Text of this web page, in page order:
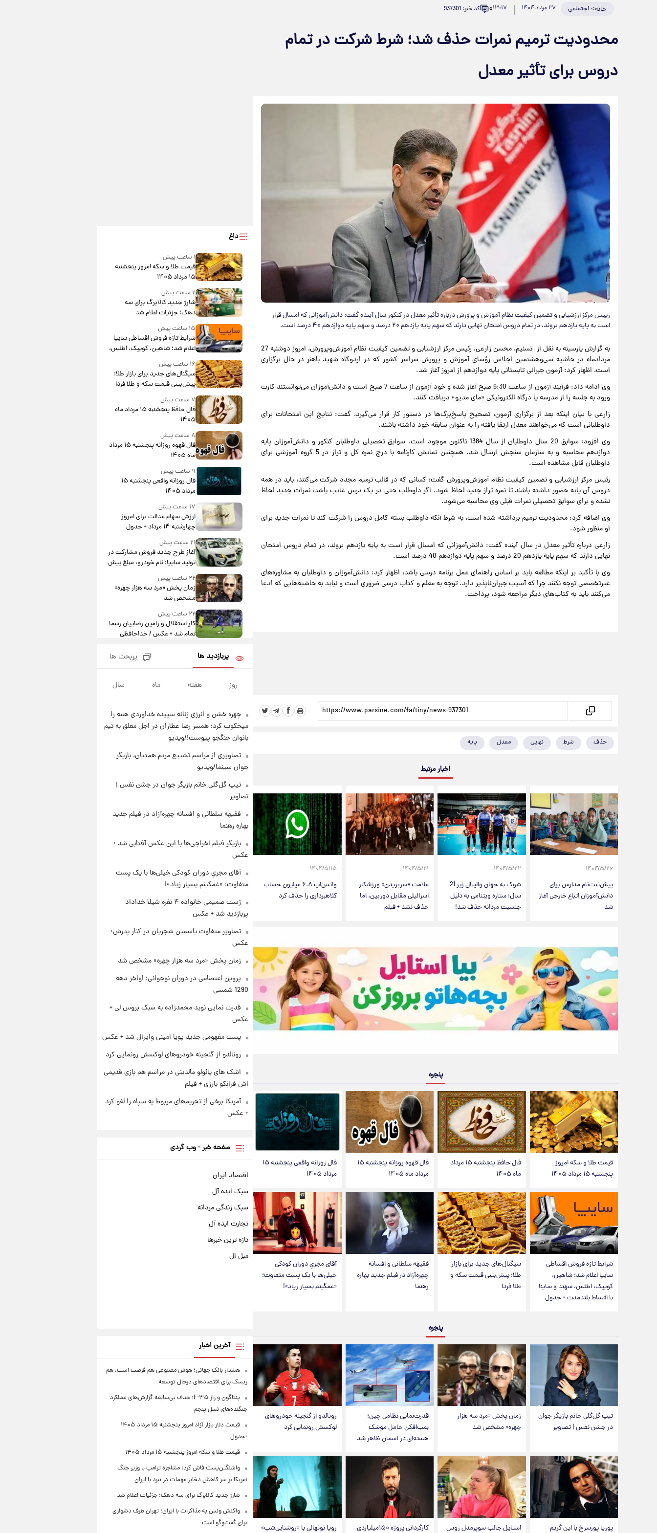
خانه>اجتماعی ۲۷ مرداد ۱۴۰۴ ۱۳:۱۷۰ کد خبر: 937301
محدودیت ترمیم نمرات حذف شد؛ شرط شرکت در تمام
دروس برای تأثیر معدل
رییس مرکز ارزشیابی و تضمین کیفیت نظام آموزش و پرورش درباره تأثیر معدل در کنکور سال آینده گفت: دانش‌آموزانی که امسال قرار
است به پایه یازدهم بروند، در تمام دروس امتحان نهایی دارند که سهم پایه یازدهم ۲۰ درصد و سهم پایه دوازدهم ۴۰ درصد است.
به گزارش پارسینه به نقل از تسنیم، محسن زارعی، رئیس مرکز ارزشیابی و تضمین کیفیت نظام آموزش‌وپرورش، امروز دوشنبه 27
مردادماه در حاشیه سی‌وهشتمین اجلاس رؤسای آموزش و پرورش سراسر کشور که در اردوگاه شهید باهنر در حال برگزاری
است، اظهار کرد: آزمون جبرانی تابستانی پایه دوازدهم از امروز آغاز شد.
وی ادامه داد: فرآیند آزمون از ساعت 6:30 صبح آغاز شده و خود آزمون از ساعت 7 صبح است و دانش‌آموزان می‌توانستند کارت
ورود به جلسه را از مدرسه یا درگاه الکترونیکی «مای مدیو» دریافت کنند.
زارعی با بیان اینکه بعد از برگزاری آزمون، تصحیح پاسخ‌برگ‌ها در دستور کار قرار می‌گیرد، گفت: نتایج این امتحانات برای
داوطلبانی است که می‌خواهند معدل ارتقا یافته را به عنوان سابقه خود داشته باشند.
وی افزود: سوابق 20 سال داوطلبان از سال 1384 تاکنون موجود است. سوابق تحصیلی داوطلبان کنکور و دانش‌آموزان پایه
دوازدهم محاسبه و به سازمان سنجش ارسال شد. همچنین نمایش کارنامه با درج نمره کل و تراز در 5 گروه آموزشی برای
داوطلبان قابل مشاهده است.
رئیس مرکز ارزشیابی و تضمین کیفیت نظام آموزش‌وپرورش گفت: کسانی که در قالب ترمیم مجدد شرکت می‌کنند، باید در همه
دروس آن پایه حضور داشته باشند تا نمره تراز جدید لحاظ شود. اگر داوطلب حتی در یک درس غایب باشد، نمرات جدید لحاظ
نشده و برای سوابق تحصیلی نمرات قبلی وی محاسبه می‌شود.
وی اضافه کرد: محدودیت ترمیم برداشته شده است، به شرط آنکه داوطلب بسته کامل دروس را شرکت کند تا نمرات جدید برای
او منظور شود.
زارعی درباره تأثیر معدل در سال آینده گفت: دانش‌آموزانی که امسال قرار است به پایه یازدهم بروند، در تمام دروس امتحان
نهایی دارند که سهم پایه یازدهم 20 درصد و سهم پایه دوازدهم 40 درصد است.
وی با تأکید بر اینکه مطالعه باید بر اساس راهنمای عمل برنامه درسی باشد، اظهار کرد: دانش‌آموزان و داوطلبان به مشاوره‌های
غیرتخصصی توجه نکنند چرا که آسیب جبران‌ناپذیر دارد. توجه به معلم و کتاب درسی ضروری است و نباید به حاشیه‌هایی که ادعا
می‌کنند باید به کتاب‌های دیگر مراجعه شود، پرداخت.
حذف شرط نهایی معدل پایه
اخبار مرتبط
۱۴۰۴/۵/۲۶
پیش‌ثبت‌نام مدارس برای
دانش‌آموزان اتباع خارجی آغاز
شد
۱۴۰۴/۵/۲۲
شوک به جهان والیبال زیر 21
سال؛ ستاره ویتنامی به دلیل
جنسیت مردانه حذف شد!
۱۴۰۴/۵/۲۱
علامت «سربریدن» ورزشکار
اسرائیلی مقابل دوربین، اما
حذف نشد + فیلم
۱۴۰۴/۵/۱۵
واتس‌اپ ۶.۸ میلیون حساب
کلاهبرداری را حذف کرد
پنجره
قیمت طلا و سکه امروز
پنجشنبه ۱۵ مرداد ۱۴۰۵
فال حافظ پنجشنبه ۱۵ مرداد
ماه ۱۴۰۵
فال قهوه روزانه پنجشنبه ۱۵
مرداد ماه ۱۴۰۵
فال روزانه واقعی پنجشنبه ۱۵
مرداد ۱۴۰۵
شرایط تازه فروش اقساطی
سایپا اعلام شد؛ شاهین،
کوییک، اطلس، سهند و ساینا
با اقساط بلندمدت + جدول
سیگنال‌های جدید برای بازار
طلا؛ پیش‌بینی قیمت سکه و
طلا فردا
فقیهه سلطانی و افسانه
چهره‌آزاد در فیلم جدید بهاره
رهنما
آقای مجریِ دوران کودکی
خیلی‌ها با یک پست متفاوت؛
«غمگینم بسیار زیاد»!
پنجره
تیپ گل‌گلی خانم بازیگر جوان
در جشن نفس | تصاویر
زمان پخش «مرد سه هزار
چهره» مشخص شد
قدرت‌نمایی نظامی چین؛
بمب‌افکن حامل موشک
هسته‌ای در آسمان ظاهر شد
رونالدو از گنجینه خودروهای
لوکسش رونمایی کرد
پوریا پورسرخ با این گریم استایل جالب سوپرمدل روس کارگردانی پروژه ۱۵۰میلیاردی رویا نونهالی با «روشنایی‌شب»
داغ
۱ ساعت پیش
قیمت طلا و سکه امروز پنجشنبه
۱۵ مرداد ۱۴۰۵
۲ ساعت پیش
شارژ جدید کالابرگ برای سه
دهک؛ جزئیات اعلام شد
۱۵ ساعت پیش
شرایط تازه فروش اقساطی سایپا
اعلام شد؛ شاهین، کوییک، اطلس،
سهند و ساینا با اقساط بلندمدت +
جدول۱۶ ساعت پیش
سیگنال‌های جدید برای بازار طلا؛
پیش‌بینی قیمت سکه و طلا فردا
۷ ساعت پیش
فال حافظ پنجشنبه ۱۵ مرداد ماه
۱۴۰۵
۸ ساعت پیش
فال قهوه روزانه پنجشنبه ۱۵ مرداد
ماه ۱۴۰۵
۹ ساعت پیش
فال روزانه واقعی پنجشنبه ۱۵
مرداد ۱۴۰۵
۱۷ ساعت پیش
ارزش سهام عدالت برای امروز
چهارشنبه ۱۴ مرداد + جدول
۲۱ ساعت پیش
آغاز طرح جدید فروش مشارکت در
تولید سایپا؛ نام خودرو، مبلغ پیش
مشارکت چند درصد است؟
۲۲ ساعت پیش
زمان پخش «مرد سه هزار چهره»
مشخص شد
۲۲ ساعت پیش
کار استقلال و رامین رضاییان رسما
تمام شد + عکس / خداحافظی
آتش اختلاف در اینستاگرام؛ تمجید
از حردانی به مذاق رضاییان خوش
۲۳ ساعت پیش
۲۳ ساعت پیش
قدرت‌نمایی نظامی چین؛ بمب‌افکن
حامل موشک هسته‌ای در آسمان
ظاهر شد
۲۳ ساعت پیش
پربازدید ها پربحث ها
روز هفته ماه سال
چهره خشن و انرژی زنانه سپیده خداوردی همه را
میخکوب کرد؛ همسر رضا عطاران در اجل معلق به تیم
بانوان جنگجو پیوست!/ویدیو
تصاویری از مراسم تشییع مریم همتیان، بازیگر
جوان سینما/ویدیو
تیپ گل‌گلی خانم بازیگر جوان در جشن نفس |
تصاویر
فقیهه سلطانی و افسانه چهره‌آزاد در فیلم جدید
بهاره رهنما
بازیگر فیلم اخراجی‌ها با این عکس آفتابی شد +
عکس
آقای مجریِ دوران کودکی خیلی‌ها با یک پست
متفاوت؛ «غمگینم بسیار زیاد»!
ژست صمیمی خانواده ۴ نفره شیلا خداداد
پربازدید شد + عکس
تصاویر متفاوت یاسمین شجریان در کنار پدرش+
عکس
زمان پخش «مرد سه هزار چهره» مشخص شد
پروین اعتصامی در دوران نوجوانی؛ اواخر دهه
1290 شمسی
قدرت نمایی نوید محمدزاده به سبک بروس لی +
عکس
پست مفهومی جدید پویا امینی وایرال شد + عکس
رونالدو از گنجینه خودروهای لوکسش رونمایی کرد
اشک های پائولو مالدینی در مراسم هم بازی قدیمی
اش فرانکو بارزی + فیلم
آمریکا برخی از تحریم‌های مربوط به سپاه را لغو کرد
+ عکس
صفحه خبر - وب گردی
اقتصاد ایران
سبک ایده آل
سبک زندگی مردانه
تجارت ایده آل
تازه ترین خبرها
مبل ال
آخرین اخبار
هشدار بانک جهانی؛ هوش مصنوعی هم فرصت است، هم
ریسک برای اقتصادهای درحال توسعه
پنتاگون و راز F-۳۵؛ حذف بی‌سابقه گزارش‌های عملکرد
جنگنده‌های نسل پنجم
قیمت دلار بازار آزاد امروز پنجشنبه ۱۵ مرداد ۱۴۰۵
+جدول
قیمت طلا و سکه امروز پنجشنبه ۱۵ مرداد ۱۴۰۵
واشنگتن‌پست فاش کرد: مشاجره ترامپ با وزیر جنگ
آمریکا بر سر کاهش ذخایر مهمات در نبرد با ایران
شارژ جدید کالابرگ برای سه دهک؛ جزئیات اعلام شد
واکنش ونس به مذاکرات با ایران؛ تهران طرف دشواری
برای گفت‌وگو است